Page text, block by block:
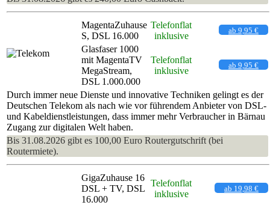
MagentaZuhause
S, DSL 16.000
Telefonflat
inklusive
ab 9,95 €
Glasfaser 1000
mit MagentaTV
MegaStream,
DSL 1.000.000
Telefonflat
inklusive
ab 9,95 €
Durch immer neue Dienste und innovative Techniken gelingt es der
Deutschen Telekom als nach wie vor führendem Anbieter von DSL-
und Kabeldienstleistungen, dass immer mehr Verbraucher in Bärnau
Zugang zur digitalen Welt haben.
Bis 31.08.2026 gibt es 100,00 Euro Routergutschrift (bei
Routermiete).
GigaZuhause 16
DSL + TV, DSL
16.000
Telefonflat
inklusive
ab 19,98 €